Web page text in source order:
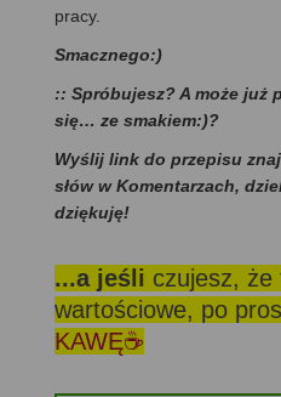
pracy.
Smacznego:)
:: Spróbujesz? A może już
się… ze smakiem:)?
Wyślij link do przepisu
słów w Komentarzach,
dziękuję!
...a jeśli czujesz,
wartościowe, po
KAWĘ☕